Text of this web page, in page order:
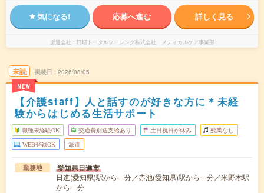
気になる! 応募へ進む 詳しく見る
派遣会社 日研トータルソーシング株式会社 メディカルケア事業部
未読
NEW
掲載日 2026/08/05
【介護staff】人と話すのが好きな方に＊未経
験からはじめる生活サポート
職種未経験OK 交通費別途支給あり 土日祝日が休み 残業なし
WEB登録OK 派遣
勤務地 愛知県日進市
日進(愛知県)駅から---分／赤池(愛知県)駅から---分／米野木駅
から---分